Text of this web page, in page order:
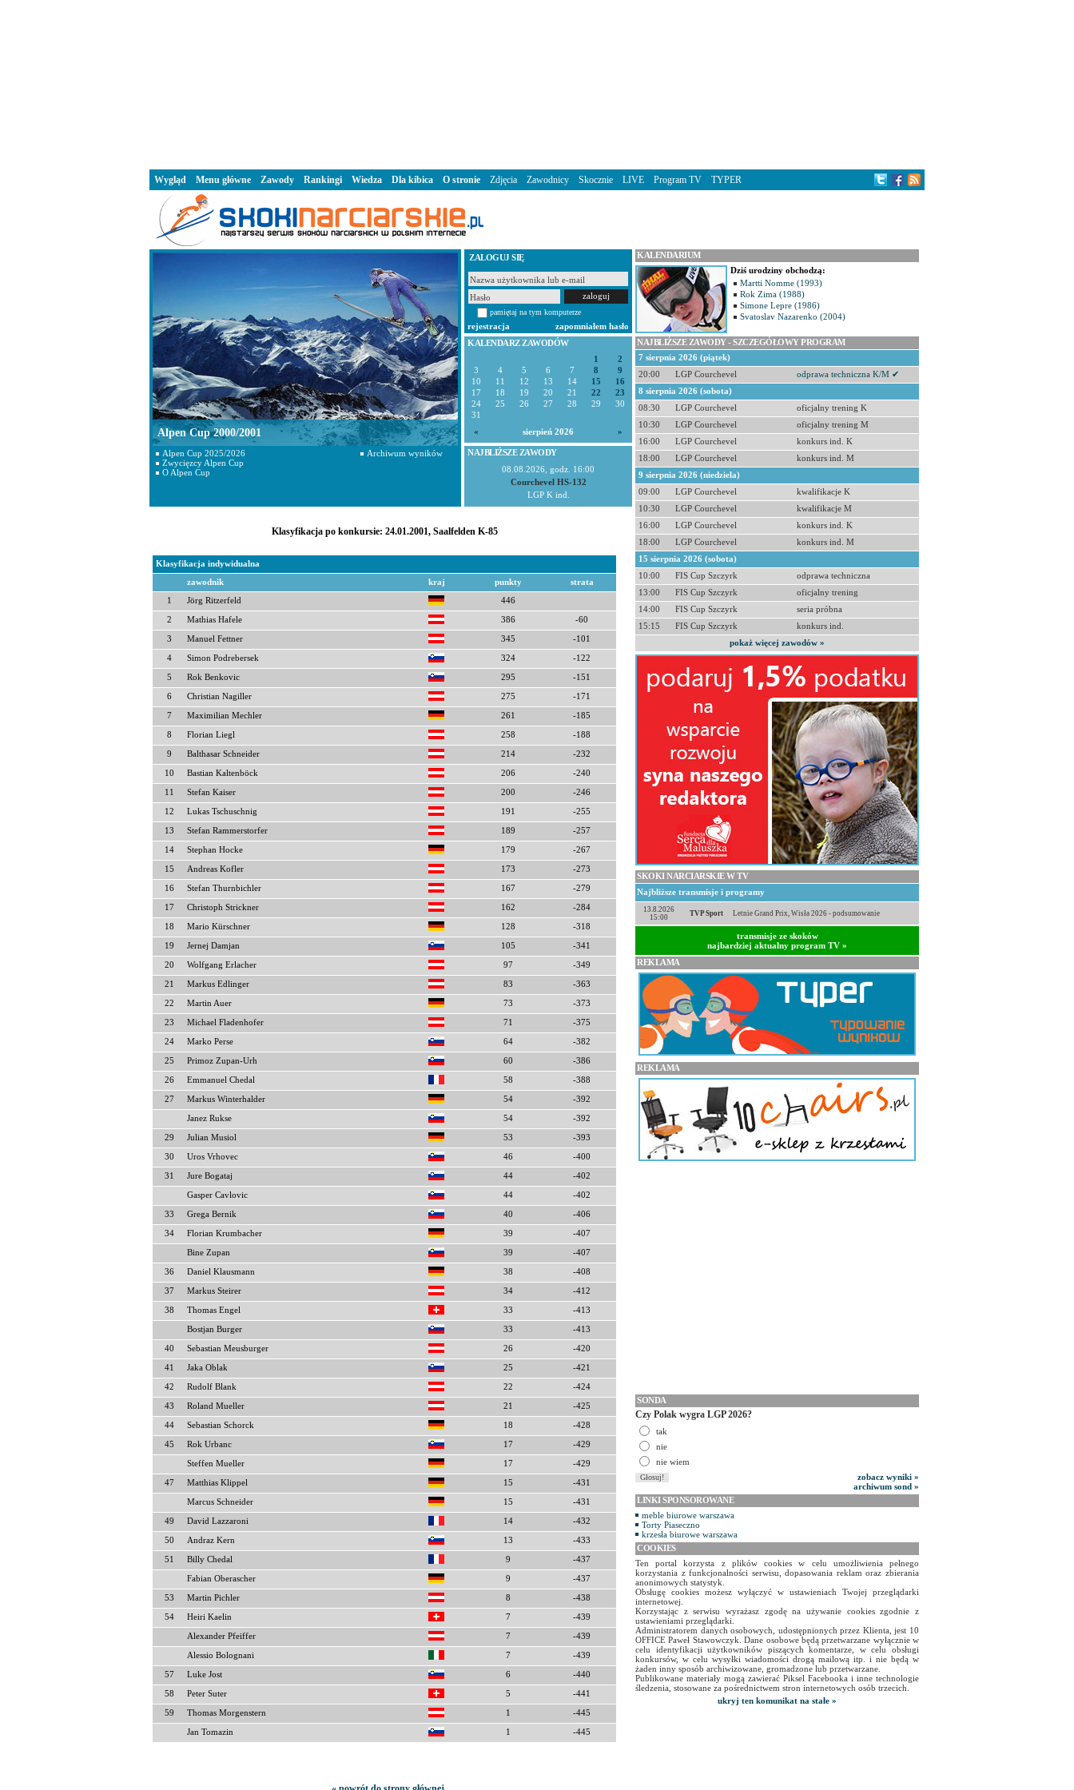
ZALOGUJ SIĘ
pamiętaj na tym komputerze
rejestracja
zapomniałem hasło
KALENDARZ ZAWODÓW
1
2
3
4 5 6 7 8
9
10
11 12 13 14 15
16
17
18 19 20 21 22
23
24
25 26 27 28 29
30
31
«
sierpień 2026 »
NAJBLIŻSZE ZAWODY
08.08.2026, godz. 16:00
Courchevel HS-132
LGP K ind.
Klasyfikacja po konkursie: 24.01.2001, Saalfelden K-85
Klasyfikacja indywidualna
zawodnik kraj punkty strata
1 Jörg Ritzerfeld 446
2 Mathias Hafele 386 -60
3 Manuel Fettner 345 -101
4 Simon Podrebersek 324 -122
5 Rok Benkovic 295 -151
6 Christian Nagiller 275 -171
7 Maximilian Mechler 261 -185
8 Florian Liegl 258 -188
9 Balthasar Schneider 214 -232
10 Bastian Kaltenböck 206 -240
11 Stefan Kaiser 200 -246
12 Lukas Tschuschnig 191 -255
13 Stefan Rammerstorfer 189 -257
14 Stephan Hocke 179 -267
15 Andreas Kofler 173 -273
16 Stefan Thurnbichler 167 -279
17 Christoph Strickner 162 -284
18 Mario Kürschner 128 -318
19 Jernej Damjan 105 -341
20 Wolfgang Erlacher 97 -349
21 Markus Edlinger 83 -363
22 Martin Auer 73 -373
23 Michael Fladenhofer 71 -375
24 Marko Perse 64 -382
25 Primoz Zupan-Urh 60 -386
26 Emmanuel Chedal 58 -388
27 Markus Winterhalder 54 -392
Janez Rukse 54 -392
29 Julian Musiol 53 -393
30 Uros Vrhovec 46 -400
31 Jure Bogataj 44 -402
Gasper Cavlovic 44 -402
33 Grega Bernik 40 -406
34 Florian Krumbacher 39 -407
Bine Zupan 39 -407
36 Daniel Klausmann 38 -408
37 Markus Steirer 34 -412
38 Thomas Engel 33 -413
Bostjan Burger 33 -413
40 Sebastian Meusburger 26 -420
41 Jaka Oblak 25 -421
42 Rudolf Blank 22 -424
43 Roland Mueller 21 -425
44 Sebastian Schorck 18 -428
45 Rok Urbanc 17 -429
Steffen Mueller 17 -429
47 Matthias Klippel 15 -431
Marcus Schneider 15 -431
49 David Lazzaroni 14 -432
50 Andraz Kern 13 -433
51 Billy Chedal 9 -437
Fabian Oberascher 9 -437
53 Martin Pichler 8 -438
54 Heiri Kaelin 7 -439
Alexander Pfeiffer 7 -439
Alessio Bolognani 7 -439
57 Luke Jost 6 -440
58 Peter Suter 5 -441
59 Thomas Morgenstern 1 -445
Jan Tomazin 1 -445
Alpen Cup 2000/2001
Alpen Cup 2025/2026
Archiwum wyników
Zwycięzcy Alpen Cup
O Alpen Cup
KALENDARIUM
Dziś urodziny obchodzą:
Martti Nomme (1993)
Rok Zima (1988)
Simone Lepre (1986)
Svatoslav Nazarenko (2004)
NAJBLIŻSZE ZAWODY - SZCZEGÓŁOWY PROGRAM
7 sierpnia 2026 (piątek)
20:00
LGP Courchevel
odprawa techniczna K/M ✔
8 sierpnia 2026 (sobota)
08:30
LGP Courchevel
oficjalny trening K
10:30
LGP Courchevel
oficjalny trening M
16:00
LGP Courchevel
konkurs ind. K
18:00
LGP Courchevel
konkurs ind. M
9 sierpnia 2026 (niedziela)
09:00
LGP Courchevel
kwalifikacje K
10:30
LGP Courchevel
kwalifikacje M
16:00
LGP Courchevel
konkurs ind. K
18:00
LGP Courchevel
konkurs ind. M
15 sierpnia 2026 (sobota)
10:00
FIS Cup Szczyrk
odprawa techniczna
13:00
FIS Cup Szczyrk
oficjalny trening
14:00
FIS Cup Szczyrk
seria próbna
15:15
FIS Cup Szczyrk
konkurs ind.
pokaż więcej zawodów »
SKOKI NARCIARSKIE W TV
Najbliższe transmisje i programy
13.8.2026
15:00
TVP Sport Letnie Grand Prix, Wisła 2026 - podsumowanie
transmisje ze skoków
najbardziej aktualny program TV »
REKLAMA
REKLAMA
SONDA
Czy Polak wygra LGP 2026?
tak
nie
nie wiem
zobacz wyniki »
archiwum sond »
LINKI SPONSOROWANE
meble biurowe warszawa
Torty Piaseczno
krzesła biurowe warszawa
COOKIES
Ten portal korzysta z plików cookies w celu umożliwienia pełnego
korzystania z funkcjonalności serwisu, dopasowania reklam oraz zbierania
anonimowych statystyk.
Obsługę cookies możesz wyłączyć w ustawieniach Twojej przeglądarki
internetowej.
Korzystając z serwisu wyrażasz zgodę na używanie cookies zgodnie z
ustawieniami przeglądarki.
Administratorem danych osobowych, udostępnionych przez Klienta, jest 10
OFFICE Paweł Stawowczyk. Dane osobowe będą przetwarzane wyłącznie w
celu identyfikacji użytkowników piszących komentarze, w celu obsługi
konkursów, w celu wysyłki wiadomości drogą mailową itp. i nie będą w
żaden inny sposób archiwizowane, gromadzone lub przetwarzane.
Publikowane materiały mogą zawierać Piksel Facebooka i inne technologie
śledzenia, stosowane za pośrednictwem stron internetowych osób trzecich.
ukryj ten komunikat na stałe »
Wygląd Menu główne Zawody Rankingi Wiedza Dla kibica O stronie Zdjęcia Zawodnicy Skocznie LIVE Program TV TYPER